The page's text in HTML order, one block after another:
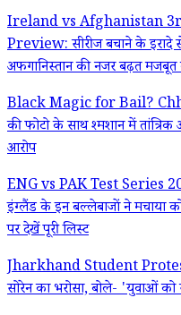
Ireland vs Afghanistan
Preview: सीरीज बचाने के
अफगानिस्तान की नजर बढ़त
Black Magic for Bail?
की फोटो के साथ श्मशान में तांत्रिक
आरोप
ENG vs PAK Test Series
इंग्लैंड के इन बल्लेबाजों ने मचाया
पर देखें पूरी लिस्ट
Jharkhand Student Protest:
सोरेन का भरोसा, बोले- 'युवाओं को